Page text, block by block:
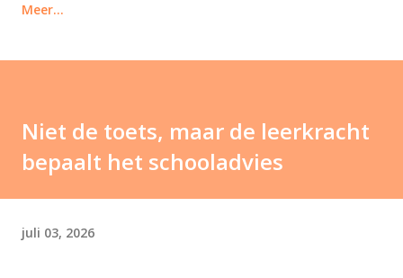
Meer…
Niet de toets, maar de leerkracht
bepaalt het schooladvies
juli 03, 2026